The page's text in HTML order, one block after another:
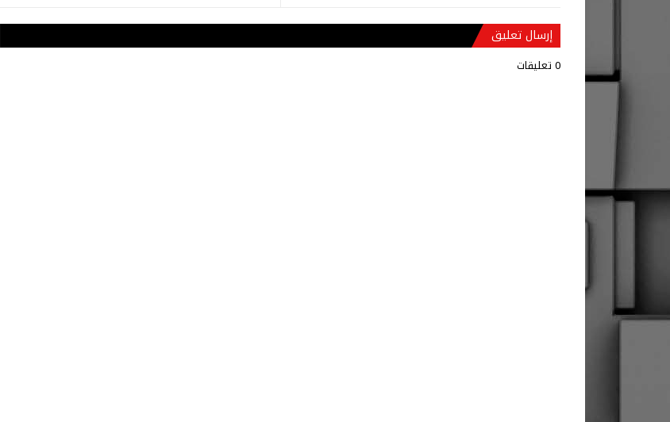
إرسال تعليق
0 تعليقات